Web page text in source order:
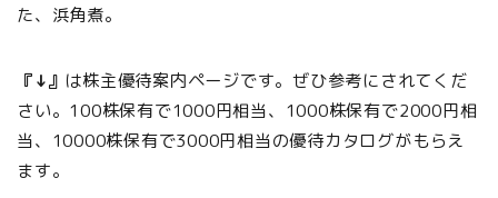
た、浜角煮。
『↓』 は株主優待案内ページです。ぜひ参考にされてくだ
さい。100株保有で1000円相当、1000株保有で2000円相
当、10000株保有で3000円相当の優待カタログがもらえ
ます。